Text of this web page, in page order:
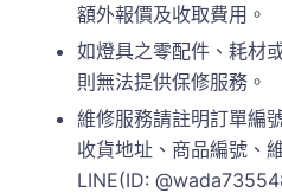
額外報價及收取費用。
如燈具之零配件、耗材
則無法提供保修服務。
維修服務請註明訂單編
收貨地址、商品編號、
LINE(ID: